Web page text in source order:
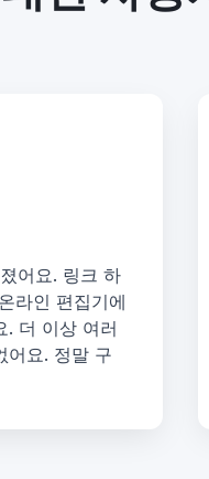
어요. 링크 하
라인 편집기에
. 더 이상 여러
어요. 정말 구